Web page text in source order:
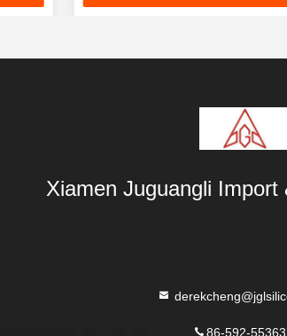
Xiamen Juguangli
86-592-